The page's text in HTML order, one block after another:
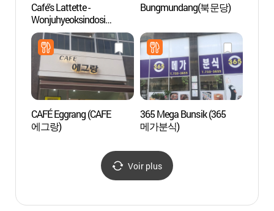
Café's Lattette -
Wonjuhyeoksindosi
Branch (카페라떼떼
원주혁신도시)
Bungmundang(북문당)
CAFÉ Eggrang (CAFE
에그랑)
365 Mega Bunsik (365
메가분식)
Voir plus